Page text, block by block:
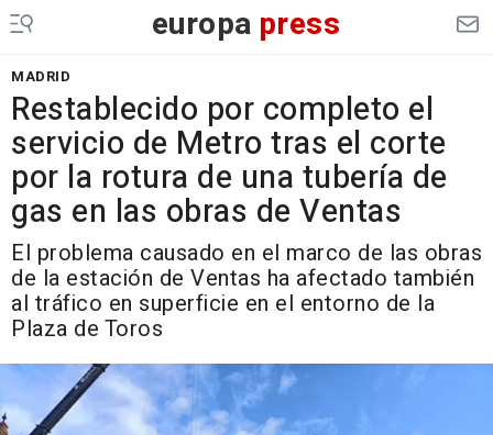
europa press
MADRID
Restablecido por completo el
servicio de Metro tras el corte
por la rotura de una tubería de
gas en las obras de Ventas
El problema causado en el marco de las obras
de la estación de Ventas ha afectado también
al tráfico en superficie en el entorno de la
Plaza de Toros